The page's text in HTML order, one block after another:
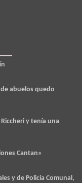
abuelos quedo
y tenía una
Cantan»
y de Policia Comunal,